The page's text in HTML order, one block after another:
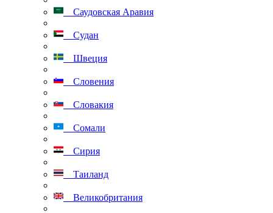
Саудовская Аравия
Судан
Швеция
Словения
Словакия
Сомали
Сирия
Таиланд
Великобритания